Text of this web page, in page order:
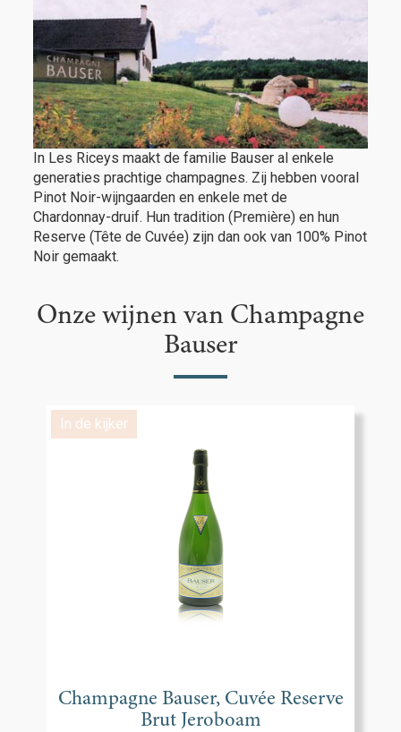
In Les Riceys maakt de familie Bauser al enkele
generaties prachtige champagnes. Zij hebben vooral
Pinot Noir-wijngaarden en enkele met de
Chardonnay-druif. Hun tradition (Première) en hun
Reserve (Tête de Cuvée) zijn dan ook van 100% Pinot
Noir gemaakt.
Onze wijnen van Champagne
Bauser
In de kijker
Champagne Bauser, Cuvée Reserve
Brut Jeroboam